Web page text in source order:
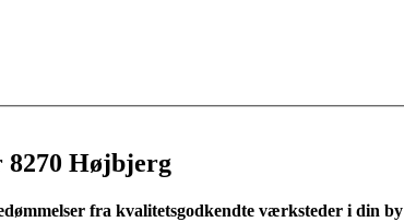
8270 Højbjerg
fra kvalitetsgodkendte værksteder i din by